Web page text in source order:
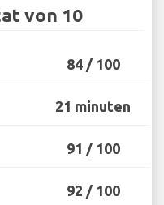
von 10
84 / 100
21 minuten
91 / 100
92 / 100